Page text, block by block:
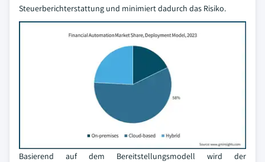
Steuerberichterstattung und minimiert dadurch das Risiko.
Basierend auf dem Bereitstellungsmodell wird der